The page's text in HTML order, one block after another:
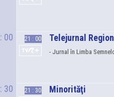
: 00 21 : 00 Telejurnal
- Jurnal în Limba
: 30 21 : 30 Minorităţi